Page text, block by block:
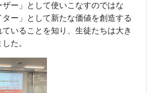
ザー」として使いこなすのではな
ター」として新たな価値を創造する
いることを知り、生徒たちは大き
た。